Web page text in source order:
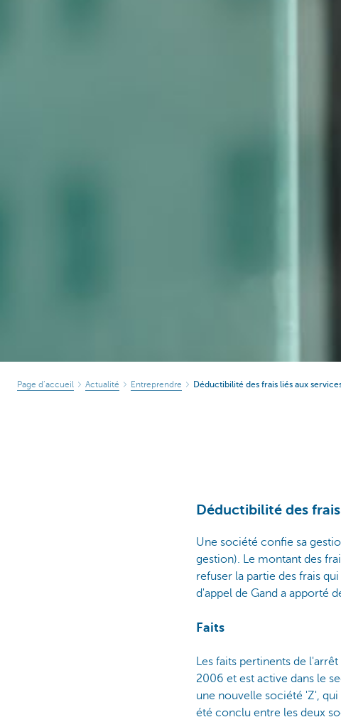
Page d’accueil Actualité Entreprendre Déductibilité des frais liés aux
Déductibilité des
Une société confie sa
gestion). Le montant des
refuser la partie des frais
d'appel de Gand a apporté
Faits
Les faits pertinents de
2006 et est active dans le
une nouvelle société 'Z',
été conclu entre les deux